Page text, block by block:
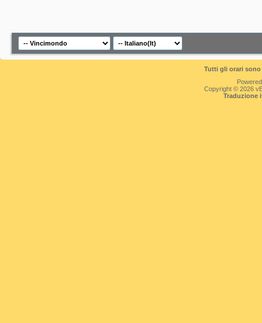
Tutti gli orari
Copyright © 2026
Traduzione